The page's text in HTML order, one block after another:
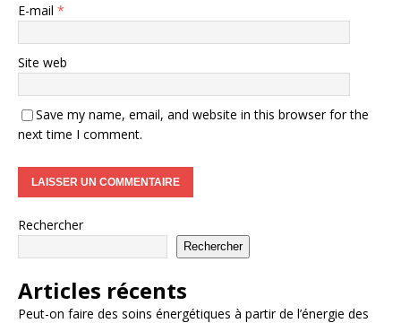
E-mail *
Site web
Save my name, email, and website in this browser for the
next time I comment.
Rechercher
Rechercher
Articles récents
Peut-on faire des soins énergétiques à partir de l’énergie des